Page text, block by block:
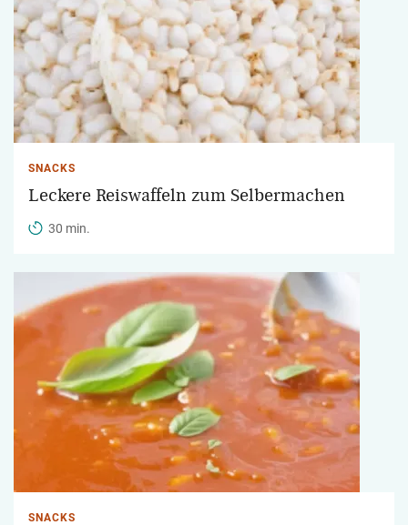
SNACKS
Leckere Reiswaffeln zum Selbermachen
30 min.
SNACKS